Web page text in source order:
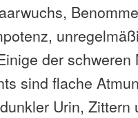
der schweren
sind flache
Urin,